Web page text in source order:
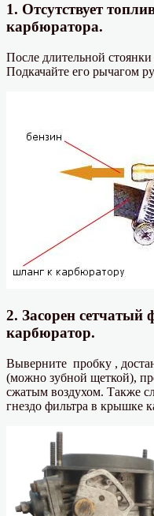
1. Отсутствует
карбюратора.
После длительной
Подкачайте его рычагом
2. Засорен сетчатый
карбюратор.
Выверните пробку ,
(можно зубной щеткой),
сжатым воздухом. Также
гнездо фильтра в крышке